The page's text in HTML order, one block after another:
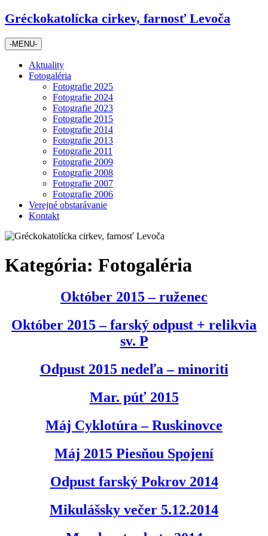
Skip
to
content
Gréckokatolícka cirkev, farnosť Levoča
-MENU-
Aktuality
Fotogaléria
Fotografie 2025
Fotografie 2024
Fotografie 2023
Fotografie 2015
Fotografie 2014
Fotografie 2013
Fotografie 2011
Fotografie 2009
Fotografie 2008
Fotografie 2007
Fotografie 2006
Verejné obstarávanie
Kontakt
Kategória: Fotogaléria
Október 2015 – ruženec
Október 2015 – farský odpust + relikvia
sv. P
Odpust 2015 nedeľa – minoriti
Mar. púť 2015
Máj Cyklotúra – Ruskinovce
Máj 2015 Piesňou Spojení
Odpust farský Pokrov 2014
Mikulášsky večer 5.12.2014